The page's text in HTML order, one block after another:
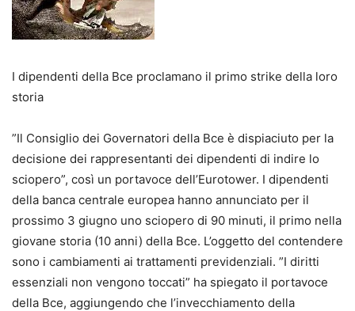
I dipendenti della Bce proclamano il primo strike della loro
storia
”Il Consiglio dei Governatori della Bce è dispiaciuto per la
decisione dei rappresentanti dei dipendenti di indire lo
sciopero”, così un portavoce dell’Eurotower. I dipendenti
della banca centrale europea hanno annunciato per il
prossimo 3 giugno uno sciopero di 90 minuti, il primo nella
giovane storia (10 anni) della Bce. L’oggetto del contendere
sono i cambiamenti ai trattamenti previdenziali. ”I diritti
essenziali non vengono toccati” ha spiegato il portavoce
della Bce, aggiungendo che l’invecchiamento della